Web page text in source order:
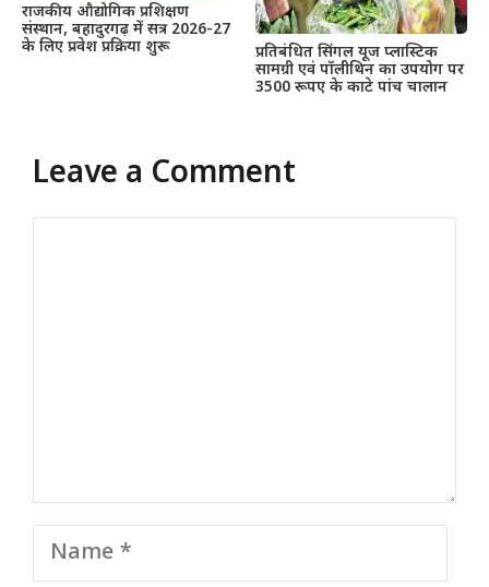
राजकीय औद्योगिक प्रशिक्षण
संस्थान, बहादुरगढ़ में सत्र 2026-27
के लिए प्रवेश प्रक्रिया शुरू
प्रतिबंधित सिंगल यूज प्लास्टिक
सामग्री एवं पॉलीथिन का उपयोग पर
3500 रूपए के काटे पांच चालान
Leave a Comment
Name